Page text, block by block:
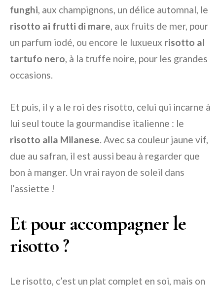
funghi, aux champignons, un délice automnal, le
risotto ai frutti di mare, aux fruits de mer, pour
un parfum iodé, ou encore le luxueux risotto al
tartufo nero, à la truffe noire, pour les grandes
occasions.
Et puis, il y a le roi des risotto, celui qui incarne à
lui seul toute la gourmandise italienne : le
risotto alla Milanese. Avec sa couleur jaune vif,
due au safran, il est aussi beau à regarder que
bon à manger. Un vrai rayon de soleil dans
l’assiette !
Et pour accompagner le
risotto ?
Le risotto, c’est un plat complet en soi, mais on